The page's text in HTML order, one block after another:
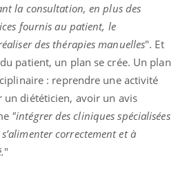
la consultation, en plus des
fournis au patient, le
des thérapies manuelles". Et
patient, un plan se crée. Un plan
: reprendre une activité
un diététicien, avoir un avis
"intégrer des cliniques spécialisées
correctement et à
"